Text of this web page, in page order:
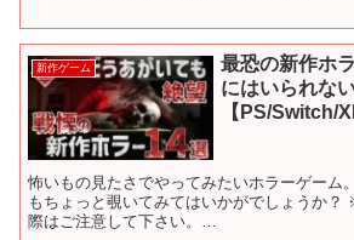
新作ゲーム
最恐の新作ホ
にはいられな
【PS/Switch/
怖いもの見たさでやってみたいホラーゲーム
もちょっと覗いてみてはいかがでしょうか
際はご注意して下さい。